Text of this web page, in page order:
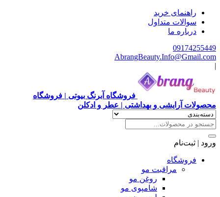
راهنمای خرید
سوالات متداول
درباره ما
09174255449
AbrangBeauty.Info@Gmail.com
|
فروشگاه آبرنگ بیوتی | فروشگاه
محصولات آرایشی و بهداشتی | عطر و ادکلن
ورود | ثبت‌نام
فروشگاه
مراقبت مو
روغن مو
شامپوی مو